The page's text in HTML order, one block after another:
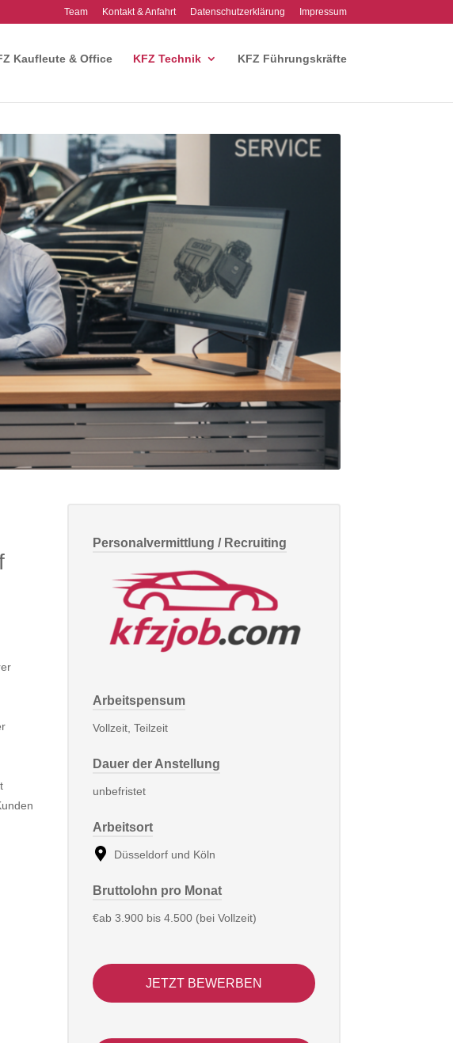
Team Kontakt & Anfahrt Datenschutzerklärung Impressum
Kaufleute & Office KFZ Technik KFZ Führungskräfte
Personalvermittlung / Recruiting
Arbeitspensum
Vollzeit, Teilzeit
Dauer der Anstellung
unbefristet
Arbeitsort
Düsseldorf und Köln
Bruttolohn pro Monat
€ab 3.900 bis 4.500 (bei Vollzeit)
JETZT BEWERBEN